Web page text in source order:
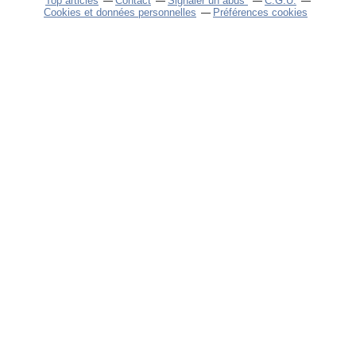
Cookies et données personnelles
Préférences cookies